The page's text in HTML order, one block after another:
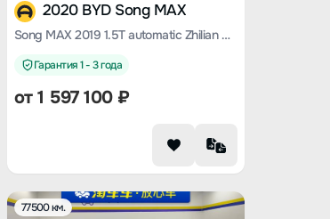
2020 BYD Song MAX
Song MAX 2019 1.5T automatic Zhilian Ruijin type 6-seater Country VI
Гарантия 1 - 3 года
от1 597 100₽
77500 км.